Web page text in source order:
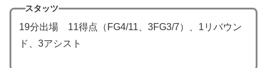
スタッツ
19分出場 11得点（FG4/11、3FG3/7）、1リバウン
ド、3アシスト